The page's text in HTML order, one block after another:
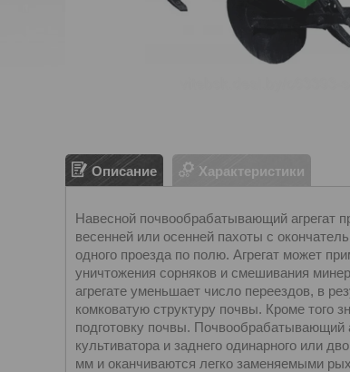
Описание Характеристики
Навесной почвообрабатывающий агрегат
весенней или осенней пахоты с
одного проезда по полю. Агрегат может
уничтожения сорняков и смешивания
агрегате уменьшает число переездов, в
комковатую структуру почвы. Кроме того
подготовку почвы. Почвообрабатывающий
культиватора и заднего одинарного или
мм и оканчиваются легко заменяемыми